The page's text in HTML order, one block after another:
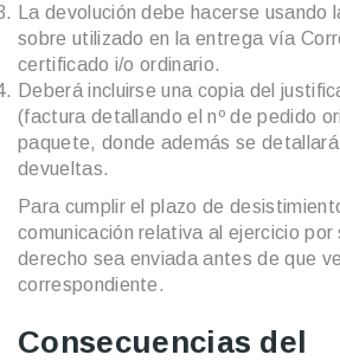
La devolución debe hacerse usando
sobre utilizado en la entrega vía
certificado i/o ordinario.
Deberá incluirse una copia del
(factura detallando el nº de pedido
paquete, donde además se
devueltas.
Para cumplir el plazo de
comunicación relativa al ejercicio
derecho sea enviada antes de que
correspondiente.
Consecuencias del